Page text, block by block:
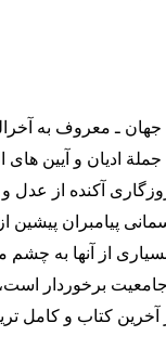
ـ معروف به
ادیان و آیین
آکنده از عدل
پیامبران پیشین
از آنها به
برخوردار
آخرین کتاب و کامل